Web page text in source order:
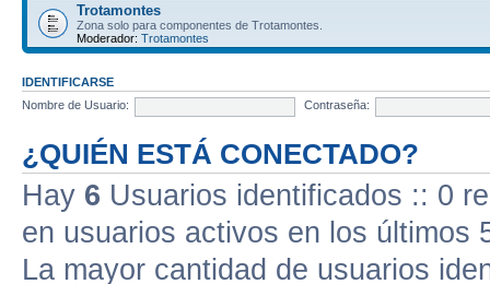
Trotamontes
Zona solo para componentes de Trotamontes.
Moderador: Trotamontes
IDENTIFICARSE
Nombre de Usuario:
Contraseña:
¿QUIÉN ESTÁ CONECTADO?
Hay 6 Usuarios identificados :: 0
en usuarios activos en los últimos
La mayor cantidad de usuarios